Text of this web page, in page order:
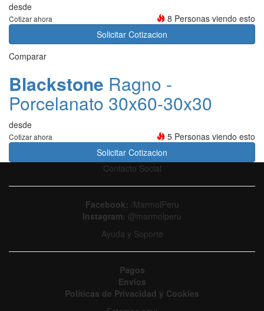
desde
Cotizar ahora
8 Personas viendo esto
Solicitar Cotizacion
Comparar
Blackstone Ragno -
Porcelanato 30x60-30x30
desde
Cotizar ahora
5 Personas viendo esto
Solicitar Cotizacion
Contacto Social
Facebook: /MarmolPeru
Instagram: @marmolperu
Ayuda y Soporte
Pagos
Envíos
Políticas de Privacidad y Cookies